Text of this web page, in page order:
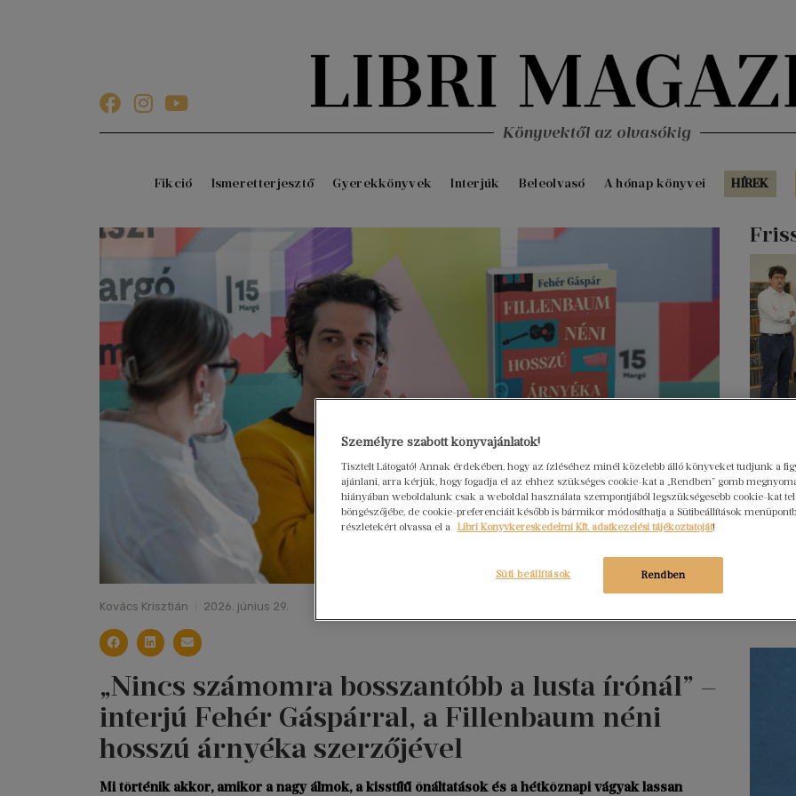
Könyvektől az olvasókig
Fikció Ismeretterjesztő Gyerekkönyvek Interjúk Beleolvasó A hónap könyvei HÍREK
Kovács Krisztián 2026. június 29.
„Nincs számomra bosszantóbb a lusta írónál” –
interjú Fehér Gáspárral, a Fillenbaum néni
hosszú árnyéka szerzőjével
Mi történik akkor, amikor a nagy álmok, a kisstílű önáltatások és a hétköznapi vágyak lassan
Libri
2026.
Egy
nem
Személyre szabott könyvajánlatok!
Tisztelt Látogató! Annak érdekében, hogy az ízléséhez minél közelebb álló könyveket tudjunk a
ajánlani, arra kérjük, hogy fogadja el az ehhez szükséges cookie-kat a „Rendben” gomb
hiányában weboldalunk csak a weboldal használata szempontjából legszükségesebb cookie-kat
böngészőjébe, de cookie-preferenciáit később is bármikor módosíthatja a Sütibeállítások
részletekért olvassa el a Libri Könyvkereskedelmi Kft. adatkezelési tájékoztatóját!
Rendben
Süti beállítások